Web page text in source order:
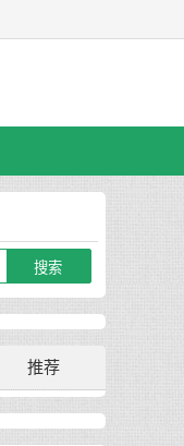
推荐